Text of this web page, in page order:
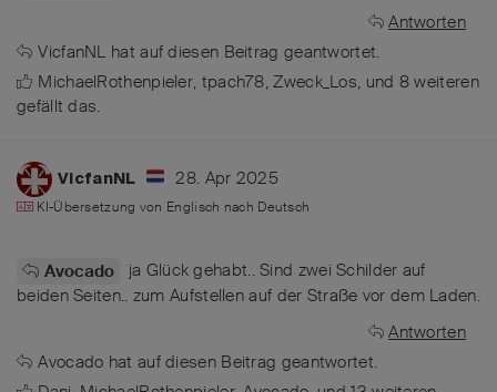
Antworten
VicfanNL hat auf diesen Beitrag geantwortet.
MichaelRothenpieler, tpach78,Zweck_Los, und 8 weiteren
gefällt das.
VicfanNL 28. Apr 2025
KI-Übersetzung von Englisch nach Deutsch
Avocado
ja Glück gehabt.. Sind zwei Schilder auf
beiden Seiten.. zum Aufstellen auf der Straße vor dem Laden.
Antworten
Avocado hat auf diesen Beitrag geantwortet.